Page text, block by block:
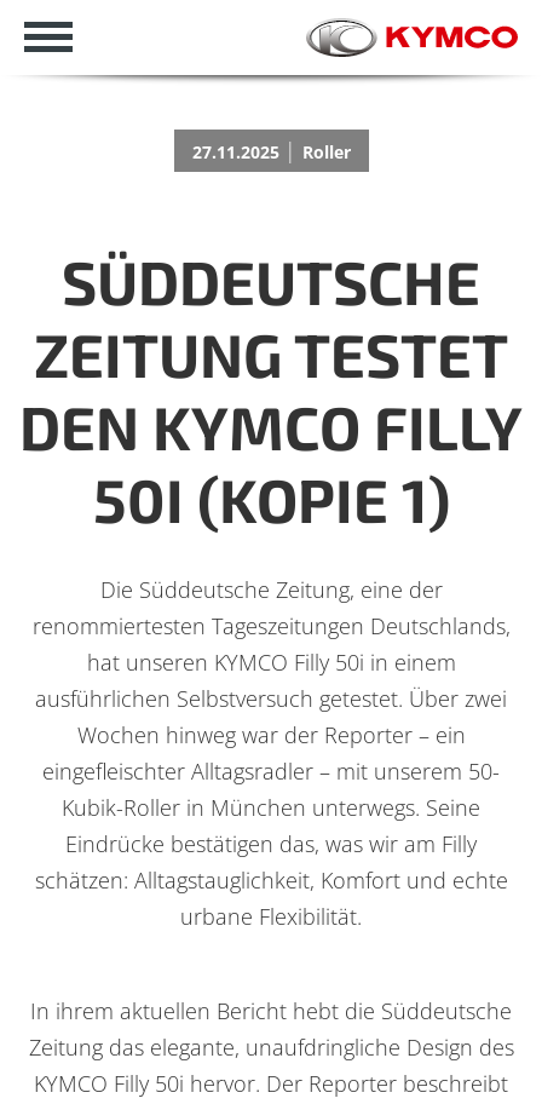
27.11.2025 | Roller
SÜDDEUTSCHE
ZEITUNG TESTET
DEN KYMCO FILLY
50I (KOPIE 1)
Die Süddeutsche Zeitung, eine der
renommiertesten Tageszeitungen Deutschlands,
hat unseren KYMCO Filly 50i in einem
ausführlichen Selbstversuch getestet. Über zwei
Wochen hinweg war der Reporter – ein
eingefleischter Alltagsradler – mit unserem 50-
Kubik-Roller in München unterwegs. Seine
Eindrücke bestätigen das, was wir am Filly
schätzen: Alltagstauglichkeit, Komfort und echte
urbane Flexibilität.
In ihrem aktuellen Bericht hebt die Süddeutsche
Zeitung das elegante, unaufdringliche Design des
KYMCO Filly 50i hervor. Der Reporter beschreibt
zur Übersicht